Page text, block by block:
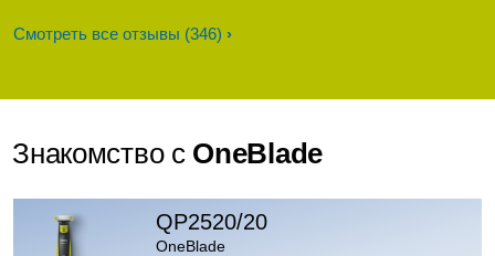
Смотреть все отзывы (346)
Знакомство сOneBlade
QP2520/20
OneBlade